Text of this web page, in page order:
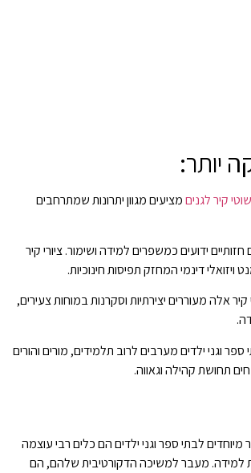
יותר:
קיר לגניםמציעים מגוון יתרונות שמתרחבים
ידועים כמשפרים למידה ושימור. ציורי קיר
דינמי המחזק תפיסות חינוכיות.
קיר אלה מעוררים יצירתיות וסקרנות במוחות צעירים,
וגני ילדים מערבים לרוב תלמידים, מורים והורים
תחושת קהילה וגאווה.
מיוחדים לבתי ספר וגני ילדים הם כלים רבי עוצמה
למידה. מעבר למשיכה הדקורטיבית שלהם, הם